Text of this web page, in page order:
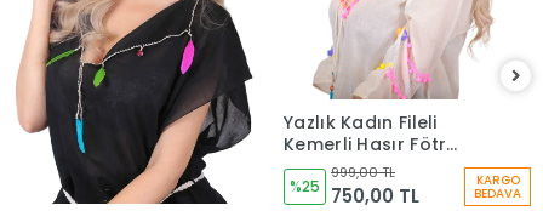
Yazlık Kadın Fileli
Kemerli Hasır Fötr
Şapka 6223
%25
999,00 TL
750,00 TL
KARGO
BEDAVA